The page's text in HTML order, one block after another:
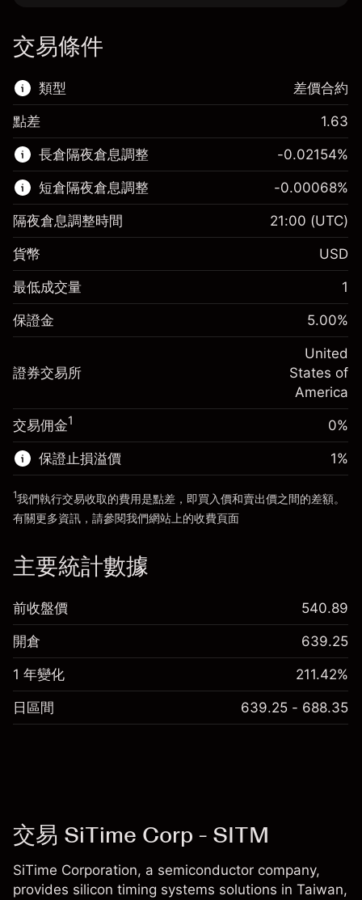
交易條件
類型
該金融市場可進行差價合約交易。
了解更多：
差價合約
差價合約
點差 1.63
長倉隔夜倉息調整
保證金。您的投資 $1,000.00
隔夜倉息
-0.02154
%
(-$4.31)
來自杠杆的資金 - 美元（大約值）
$19,000.00
前往平台
-0.02154%
短倉隔夜倉息調整
保證金。您的投資 $1,000.00
隔夜倉息
-0.000682
%
(-$0.14)
$20,000.00
來自杠杆的資金 - 美元（大約值）$19,000.00
前往平台
-0.00068%
隔夜倉息調整時間 21:00 (UTC)
貨幣 USD
最低成交量 1
保證金 5.00%
證券交易所
United
States of
America
交易佣金1 0%
保證止損溢價 1%
1我們執行交易收取的費用是點差，即買入價和賣出價之間的差額。
有關更多資訊，請參閱我們網站上的收費頁面
主要統計數據
前收盤價 540.89
開倉 639.25
1 年變化 211.42%
日區間 639.25 - 688.35
交易 SiTime Corp - SITM
SiTime Corporation, a semiconductor company,
provides silicon timing systems solutions in Taiwan,